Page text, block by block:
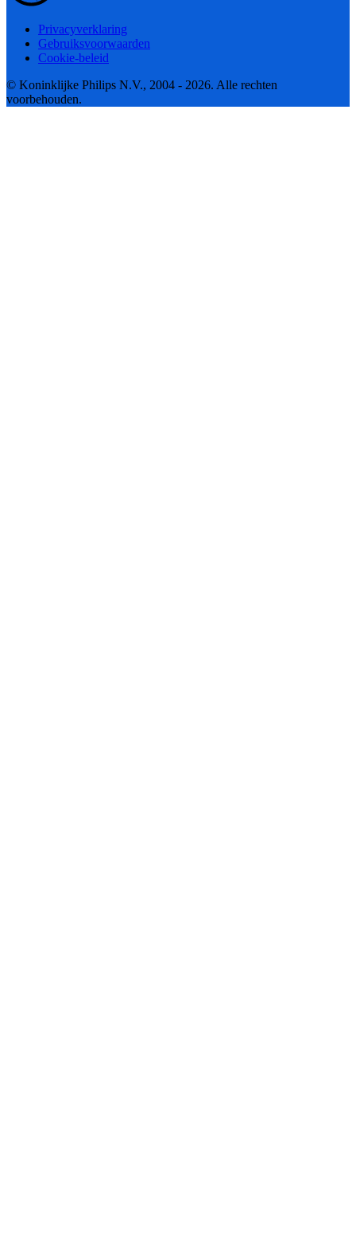
Privacyverklaring
Gebruiksvoorwaarden
Cookie-beleid
© Koninklijke Philips N.V., 2004 - 2026. Alle rechten
voorbehouden.